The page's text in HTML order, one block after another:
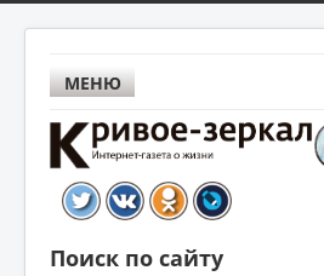
МЕНЮ
Поиск по сайту